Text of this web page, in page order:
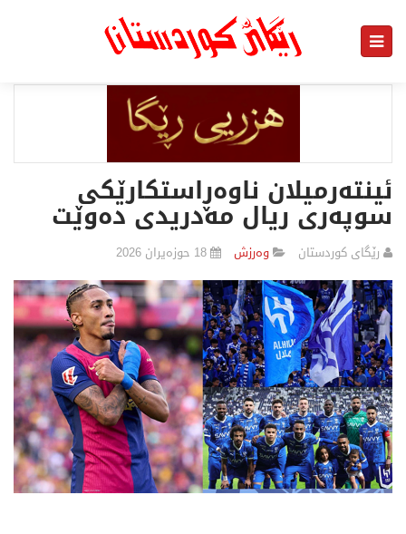
ئینتەرمیلان ناوەڕاستكارێكی
سوپەری ریال مەدریدی دەوێت
رێگای كوردستان وەرزش 18 حوزەیران 2026